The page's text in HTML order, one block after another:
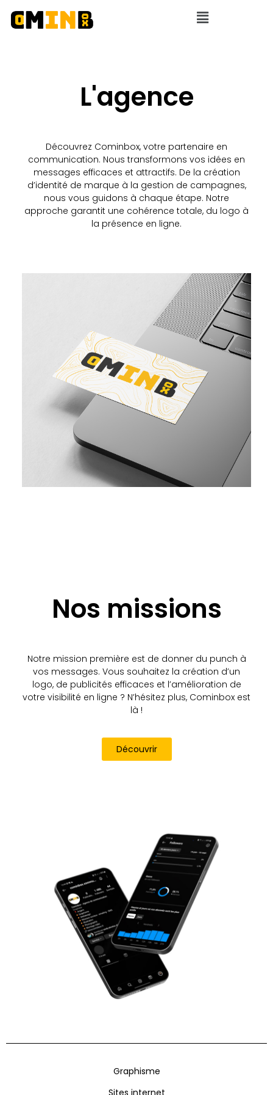
L'agence
Découvrez Cominbox, votre partenaire en
communication. Nous transformons vos idées en
messages efficaces et attractifs. De la création
d’identité de marque à la gestion de campagnes,
nous vous guidons à chaque étape. Notre
approche garantit une cohérence totale, du logo à
la présence en ligne.
Nos missions
Notre mission première est de donner du punch à
vos messages. Vous souhaitez la création d’un
logo, de publicités efficaces et l’amélioration de
votre visibilité en ligne ? N’hésitez plus, Cominbox est
là !
Découvrir
Graphisme